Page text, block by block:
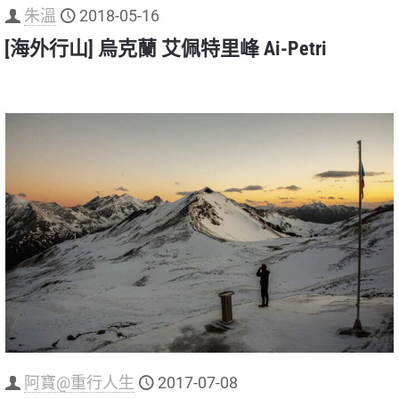
朱溫 2018-05-16
[海外行山] 烏克蘭 艾佩特里峰 Ai-Petri
阿寶@重行人生 2017-07-08